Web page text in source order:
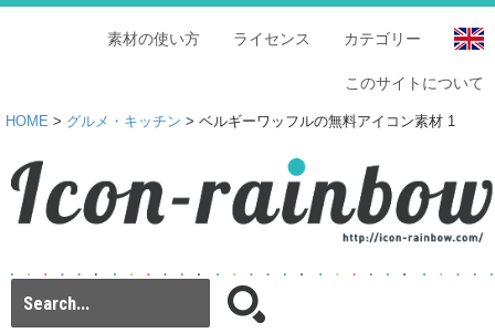
カテゴリー
ライセンス
素材の使い方
このサイトについて
HOME > グルメ・キッチン > ベルギーワッフルの無料アイコン素材 1